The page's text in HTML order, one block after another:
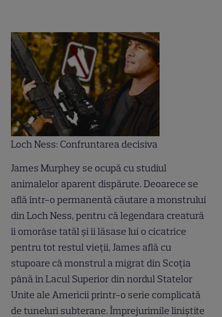
Loch Ness: Confruntarea decisiva
James Murphey se ocupă cu studiul
animalelor aparent dispărute. Deoarece se
află într-o permanentă căutare a monstrului
din Loch Ness, pentru că legendara creatură
îi omorâse tatăl şi îi lăsase lui o cicatrice
pentru tot restul vieţii, James află cu
stupoare că monstrul a migrat din Scoţia
până în Lacul Superior din nordul Statelor
Unite ale Americii printr-o serie complicată
de tuneluri subterane. Împrejurimile liniştite